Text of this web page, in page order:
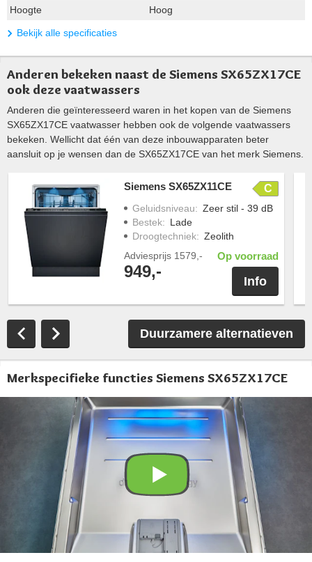
Hoogte
Hoog
Bekijk alle specificaties
Anderen bekeken naast de Siemens SX65ZX17CE
ook deze vaatwassers
Anderen die geïnteresseerd waren in het kopen van de Siemens
SX65ZX17CE vaatwasser hebben ook de volgende vaatwassers
bekeken. Wellicht dat één van deze inbouwapparaten beter
aansluit op je wensen dan de SX65ZX17CE van het merk Siemens.
Siemens SX65ZX11CE C
Geluidsniveau: Zeer stil - 39 dB
Bestek: Lade
Droogtechniek: Zeolith
Adviesprijs 1579,-
949,-
Op voorraad
Info
Duurzamere alternatieven
Merkspecifieke functies Siemens SX65ZX17CE